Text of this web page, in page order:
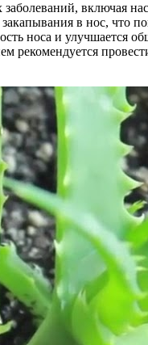
заболеваний, включая
в нос, что
носа и улучшается
рекомендуется